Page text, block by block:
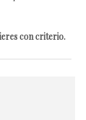
con criterio.